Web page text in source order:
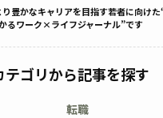
豊かなキャリアを目指す若者に向け
るワーク×ライフジャーナル”です
テゴリから記事を探す
転職